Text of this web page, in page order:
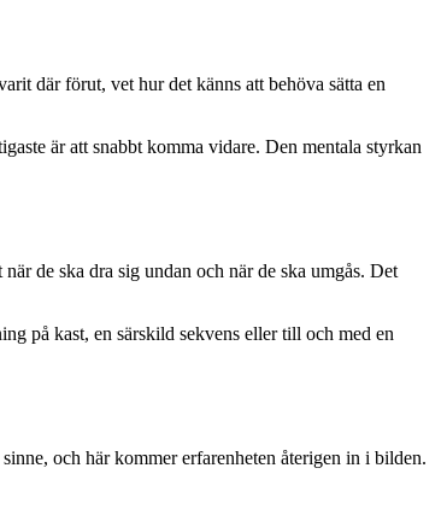
där förut, vet hur det känns att behöva sätta en
är att snabbt komma vidare. Den mentala styrkan
de ska dra sig undan och när de ska umgås. Det
på kast, en särskild sekvens eller till och med en
och här kommer erfarenheten återigen in i bilden.